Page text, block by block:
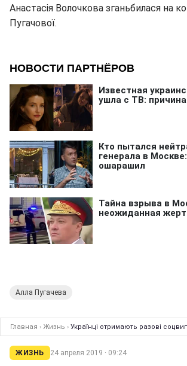
Анастасія Волочкова зганьбилася на
Пугачової.
Алла Пугачева
Главная › Жизнь › Українці отримають разові
ЖИЗНЬ 24 апреля 2019 · 09:24